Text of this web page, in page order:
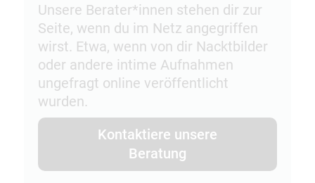
Unsere Berater*innen stehen dir zur
Seite, wenn du im Netz angegriffen
wirst. Etwa, wenn von dir Nacktbilder
oder andere intime Aufnahmen
ungefragt online veröffentlicht
wurden.
Kontaktiere unsere
Beratung